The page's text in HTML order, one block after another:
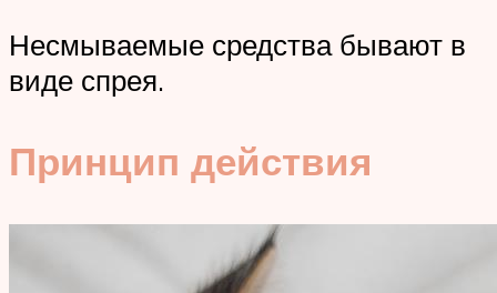
Несмываемые средства бывают в
виде спрея.
Принцип действия